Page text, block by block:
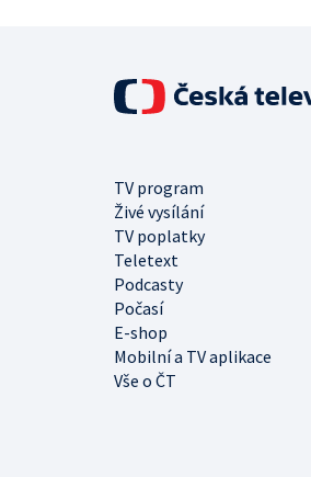
TV program
Živé vysílání
TV poplatky
Teletext
Podcasty
Počasí
E-shop
Mobilní a TV aplikace
Vše o ČT